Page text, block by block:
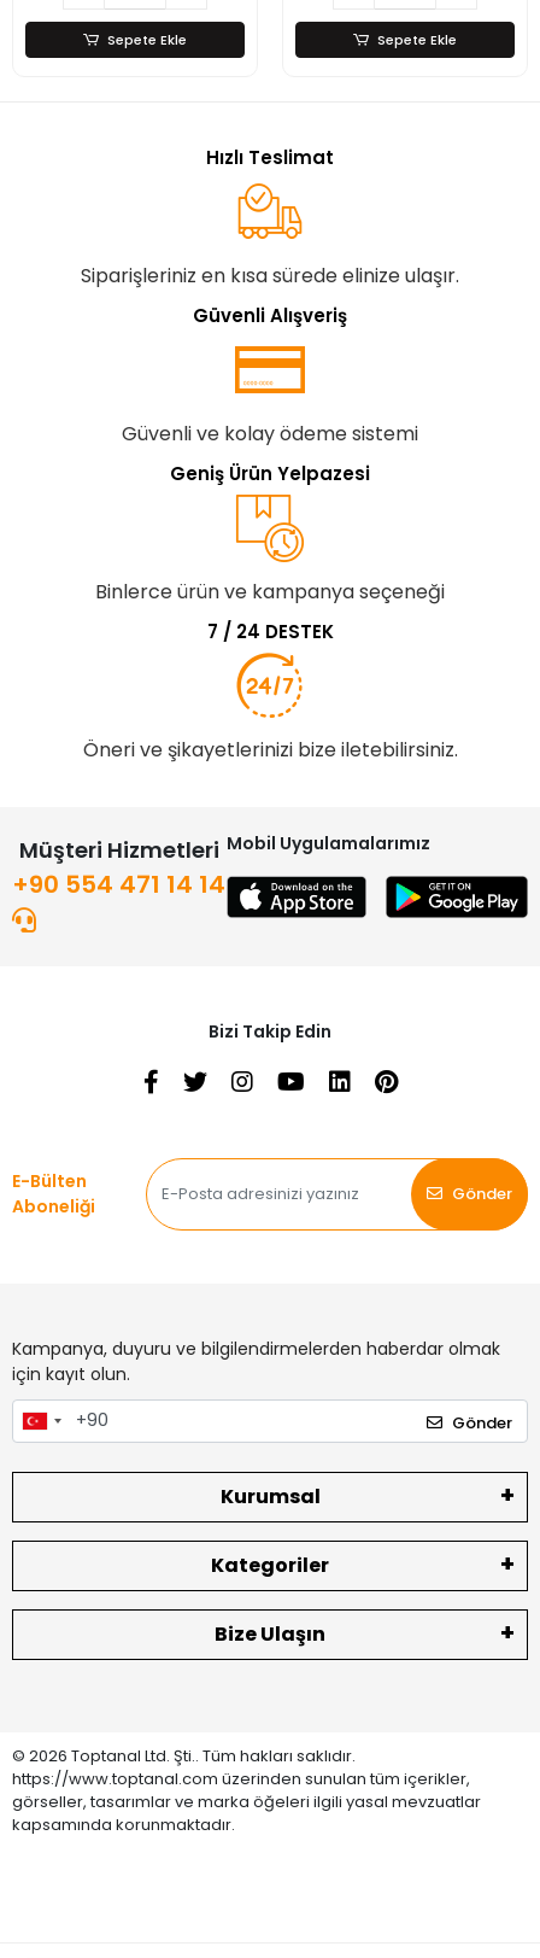
Sepete Ekle Sepete Ekle
Hızlı Teslimat
Siparişleriniz en kısa sürede elinize ulaşır.
Güvenli Alışveriş
Güvenli ve kolay ödeme sistemi
Geniş Ürün Yelpazesi
Binlerce ürün ve kampanya seçeneği
7 / 24 DESTEK
Öneri ve şikayetlerinizi bize iletebilirsiniz.
Müşteri Hizmetleri
+90 554 471 14 14
Mobil Uygulamalarımız
Bizi Takip Edin
E-Bülten
Aboneliği
Gönder
Kampanya, duyuru ve bilgilendirmelerden haberdar olmak
için kayıt olun.
Gönder
Kurumsal
Kategoriler
Bize Ulaşın
© 2026 Toptanal Ltd. Şti.. Tüm hakları saklıdır.
https://www.toptanal.com üzerinden sunulan tüm içerikler,
görseller, tasarımlar ve marka öğeleri ilgili yasal mevzuatlar
kapsamında korunmaktadır.